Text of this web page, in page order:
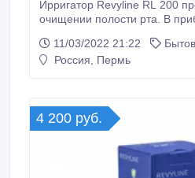
Ирригатор Revyline RL 200
очищении полости рта. В
в 14 дней. Ирригатор удобен
его можно и дома, если в ванной нет розетки. Сайт -
11/03/2022 21:22
Россия, Пермь
4 200 руб.